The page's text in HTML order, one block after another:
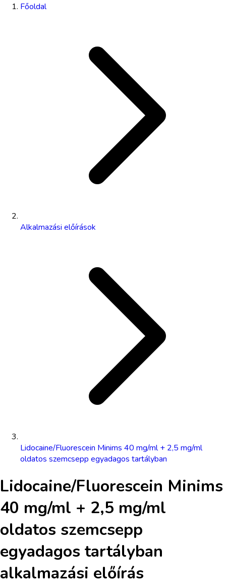
Főoldal
Alkalmazási előírások
Lidocaine/Fluorescein Minims 40 mg/ml + 2,5 mg/ml
oldatos szemcsepp egyadagos tartályban
Lidocaine/Fluorescein Minims
40 mg/ml + 2,5 mg/ml
oldatos szemcsepp
egyadagos tartályban
alkalmazási előírás